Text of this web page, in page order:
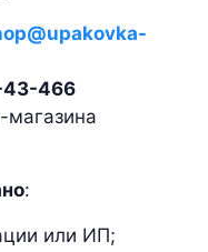
43-466
магазина
:
или ИП;